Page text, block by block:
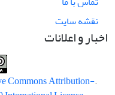
نقشه سایت
اخبار و اعلانات
.This work is licensed under a
Commons Attribution-